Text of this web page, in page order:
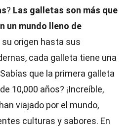
? Las galletas son más que
un mundo lleno de
su origen hasta sus
cada galleta tiene una
que la primera galleta
10,000 años? ¡Increíble,
viajado por el mundo,
culturas y sabores. En